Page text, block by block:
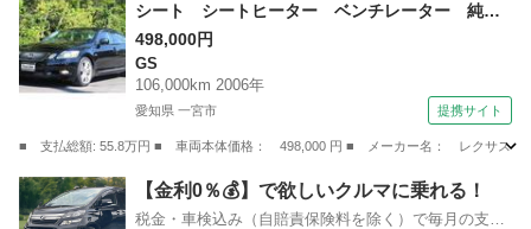
シート シートヒーター ベンチレーター 純正
ナビ バックカメラ ＥＴＣ （検9.7）
498,000円
GS
106,000km 2006年
愛知県 一宮市 提携サイト
■ 支払総額: 55.8万円 ■ 車両本体価格： 498,000 円 ■ メーカー名： レクサ
愛知 一宮市 GS
【金利0％💰】で欲しいクルマに乗れる！
税金・車検込み（自賠責保険料を除く）で毎月の支払